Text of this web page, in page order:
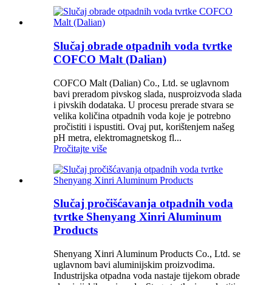
Slučaj obrade otpadnih voda tvrtke
COFCO Malt (Dalian)
COFCO Malt (Dalian) Co., Ltd. se uglavnom
bavi preradom pivskog slada, nusproizvoda slada
i pivskih dodataka. U procesu prerade stvara se
velika količina otpadnih voda koje je potrebno
pročistiti i ispustiti. Ovaj put, korištenjem našeg
pH metra, elektromagnetskog fl...
Pročitajte više
Slučaj pročišćavanja otpadnih voda
tvrtke Shenyang Xinri Aluminum
Products
Shenyang Xinri Aluminum Products Co., Ltd. se
uglavnom bavi aluminijskim proizvodima.
Industrijska otpadna voda nastaje tijekom obrade